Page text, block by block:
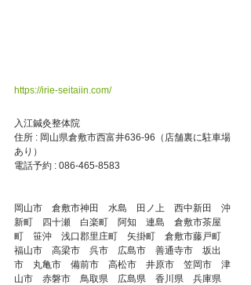
https://irie-seitaiin.com/
入江鍼灸整体院
住所 : 岡山県倉敷市西富井636-96（店舗裏に駐車場
あり）
電話予約 : 086-465-8583
岡山市　倉敷市神田　水島　田ノ上　西中新田　沖
新町　四十瀬　白楽町　阿知　連島　倉敷市茶屋
町　笹沖　浅口郡里庄町　矢掛町　倉敷市藤戸町
福山市　高梁市　呉市　広島市　善通寺市　坂出
市　丸亀市　備前市　高松市　井原市　笠岡市　津
山市　赤磐市　鳥取県　広島県　香川県　兵庫県